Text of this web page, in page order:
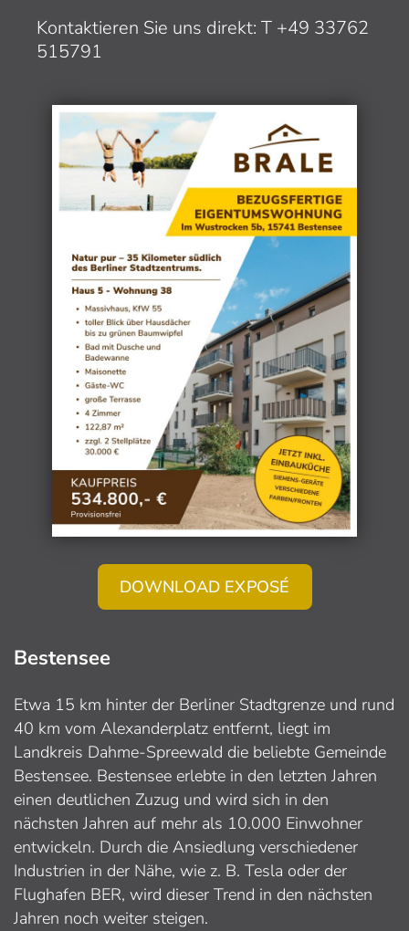
Kontaktieren Sie uns direkt: T +49 33762
515791
DOWNLOAD EXPOSÉ
Bestensee
Etwa 15 km hinter der Berliner Stadtgrenze und rund
40 km vom Alexanderplatz entfernt, liegt im
Landkreis Dahme-Spreewald die beliebte Gemeinde
Bestensee. Bestensee erlebte in den letzten Jahren
einen deutlichen Zuzug und wird sich in den
nächsten Jahren auf mehr als 10.000 Einwohner
entwickeln. Durch die Ansiedlung verschiedener
Industrien in der Nähe, wie z. B. Tesla oder der
Flughafen BER, wird dieser Trend in den nächsten
Jahren noch weiter steigen.